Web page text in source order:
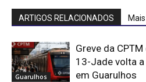
ARTIGOS RELACIONADOS
Guarulhos
Greve da
13-Jade volta
em Guarulhos